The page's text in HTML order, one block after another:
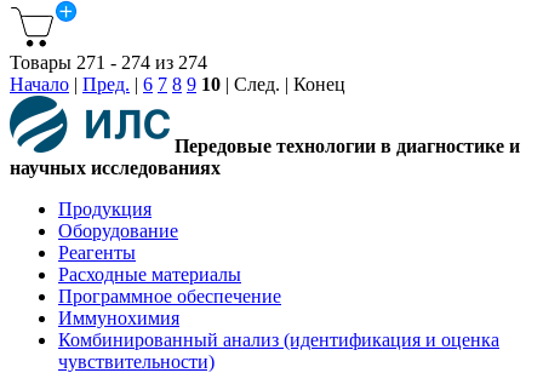
Товары 271 - 274 из 274
Начало | Пред. | 6 7 8 9 10 | След. | Конец
Передовые технологии в диагностике и
научных исследованиях
Продукция
Оборудование
Реагенты
Расходные материалы
Программное обеспечение
Иммунохимия
Комбинированный анализ (идентификация и оценка
чувствительности)